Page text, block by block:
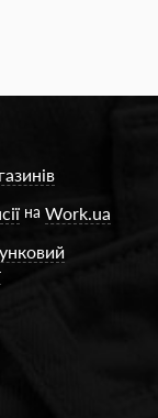
на Work.ua